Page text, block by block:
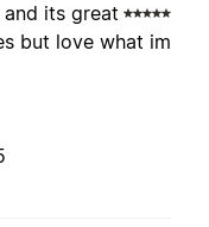
its great
but love what im